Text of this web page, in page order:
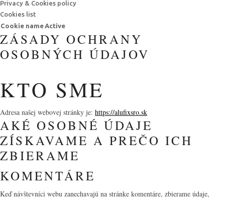
Privacy & Cookies policy
Cookies list
Cookie nameActive
ZÁSADY OCHRANY
OSOBNÝCH ÚDAJOV
KTO SME
Adresa našej webovej stránky je: https://alufixsro.sk
AKÉ OSOBNÉ ÚDAJE
ZÍSKAVAME A PREČO ICH
ZBIERAME
KOMENTÁRE
Keď návštevníci webu zanechavajú na stránke komentáre, zbierame údaje,